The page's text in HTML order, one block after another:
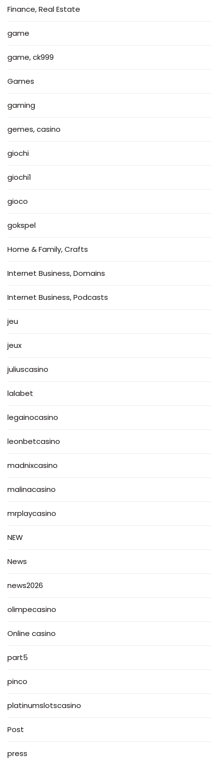
Finance, Real Estate
game
game, ck999
Games
gaming
gemes, casino
giochi
giochi1
gioco
gokspel
Home & Family, Crafts
Internet Business, Domains
Internet Business, Podcasts
jeu
jeux
juliuscasino
lalabet
legainocasino
leonbetcasino
madnixcasino
malinacasino
mrplaycasino
NEW
News
news2026
olimpecasino
Online casino
part5
pinco
platinumslotscasino
Post
press